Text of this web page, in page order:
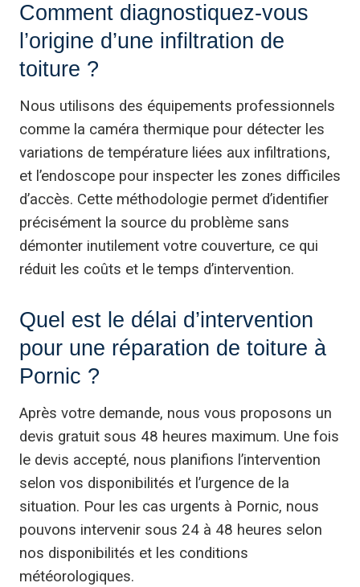
Comment diagnostiquez-vous
l’origine d’une infiltration de
toiture ?
Nous utilisons des équipements professionnels
comme la caméra thermique pour détecter les
variations de température liées aux infiltrations,
et l’endoscope pour inspecter les zones difficiles
d’accès. Cette méthodologie permet d’identifier
précisément la source du problème sans
démonter inutilement votre couverture, ce qui
réduit les coûts et le temps d’intervention.
Quel est le délai d’intervention
pour une réparation de toiture à
Pornic ?
Après votre demande, nous vous proposons un
devis gratuit sous 48 heures maximum. Une fois
le devis accepté, nous planifions l’intervention
selon vos disponibilités et l’urgence de la
situation. Pour les cas urgents à Pornic, nous
pouvons intervenir sous 24 à 48 heures selon
nos disponibilités et les conditions
météorologiques.